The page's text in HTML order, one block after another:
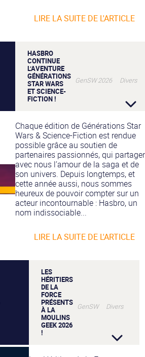
LIRE LA SUITE DE L'ARTICLE
HASBRO
CONTINUE
L’AVENTURE
GÉNÉRATIONS
STAR WARS
ET SCIENCE-
FICTION !
GenSW 2026 Divers
Chaque édition de Générations Star
Wars & Science-Fiction est rendue
possible grâce au soutien de
partenaires passionnés, qui
avec nous l’amour de la saga et de
son univers. Depuis longtemps, et
cette année aussi, nous sommes
heureux de pouvoir compter sur un
acteur incontournable : Hasbro, un
nom indissociable...
LIRE LA SUITE DE L'ARTICLE
LES
HÉRITIERS
DE LA
FORCE
PRÉSENTS
À LA
MOULINS
GEEK 2026
!
GenSW Divers